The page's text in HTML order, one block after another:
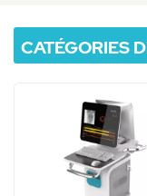
CATÉGORIES